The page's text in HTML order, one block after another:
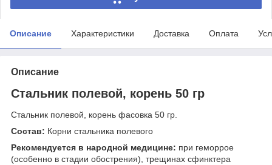
Описание Характеристики Доставка Оплата
Описание
Стальник полевой, корень 50 гр
Стальник полевой, корень фасовка 50 гр.
Состав: Корни стальника полевого
Рекомендуется в народной медицине: при геморрое
(особенно в стадии обострения), трещинах сфинктера